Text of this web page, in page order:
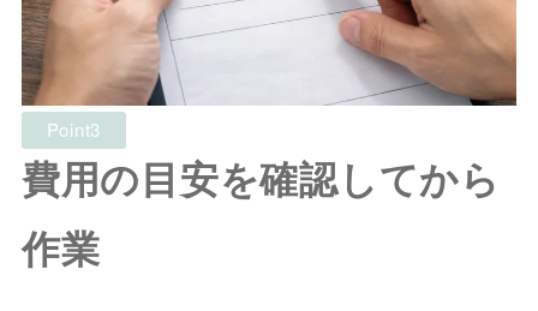
Point3
費用の目安を確認してから
作業